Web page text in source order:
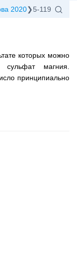
2020 5-119
которых можно
магния.
принципиально